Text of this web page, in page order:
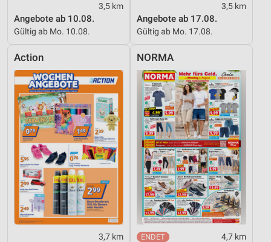
3,5 km
Angebote ab 10.08.
Gültig ab Mo. 10.08.
3,5 km
Angebote ab 17.08.
Gültig ab Mo. 17.08.
Action
3,7 km
NORMA
4,7 km